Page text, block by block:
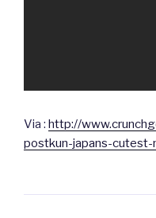
Via : http://
postkun-japans-